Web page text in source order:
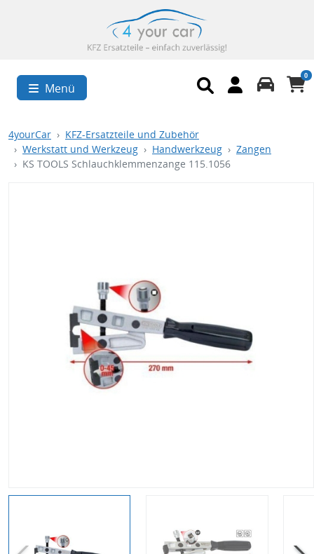
Menü
0
4yourCar
KFZ-Ersatzteile und Zubehör
Werkstatt und Werkzeug
Handwerkzeug
Zangen
KS TOOLS Schlauchklemmenzange 115.1056